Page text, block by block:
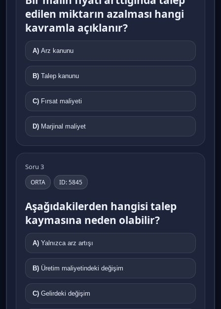
edilen miktarın azalması hangi
kavramla açıklanır?
A) Arz kanunu
B) Talep kanunu
C) Fırsat maliyeti
D) Marjinal maliyet
Soru 3
ORTA ID: 5845
Aşağıdakilerden hangisi talep
kaymasına neden olabilir?
A) Yalnızca arz artışı
B) Üretim maliyetindeki değişim
C) Gelirdeki değişim